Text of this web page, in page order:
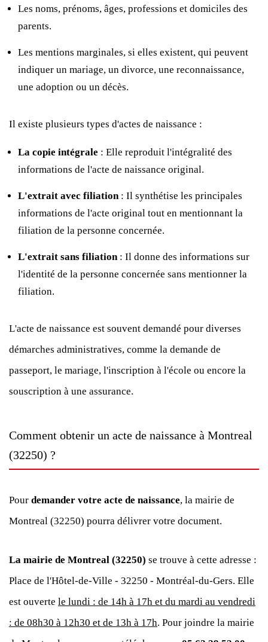
Les noms, prénoms, âges, professions et domiciles des
parents.
Les mentions marginales, si elles existent, qui peuvent
indiquer un mariage, un divorce, une reconnaissance,
une adoption ou un décès.
Il existe plusieurs types d'actes de naissance :
La copie intégrale : Elle reproduit l'intégralité des
informations de l'acte de naissance original.
L'extrait avec filiation: Il synthétise les principales
informations de l'acte original tout en mentionnant la
filiation de la personne concernée.
L'extrait sans filiation: Il donne des informations sur
l'identité de la personne concernée sans mentionner la
filiation.
L'acte de naissance est souvent demandé pour diverses
démarches administratives, comme la demande de
passeport, le mariage, l'inscription à l'école ou encore la
souscription à une assurance.
Comment obtenir un acte de naissance à Montreal
(32250) ?
Pour demander votre acte de naissance, la mairie de
Montreal (32250) pourra délivrer votre document.
La mairie de Montreal (32250) se trouve à cette adresse :
Place de l'Hôtel-de-Ville - 32250 - Montréal-du-Gers. Elle
est ouverte le lundi : de 14h à 17h et du mardi au vendredi
: de 08h30 à 12h30 et de 13h à 17h. Pour joindre la mairie